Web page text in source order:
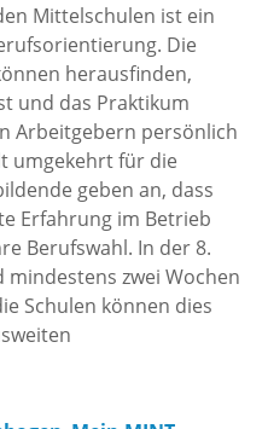
Mittelschulen ist ein
Die
herausfinden,
und das Praktikum
Arbeitgebern persönlich
umgekehrt für die
geben an, dass
Erfahrung im Betrieb
Berufswahl. In der 8.
zwei Wochen
Schulen können dies